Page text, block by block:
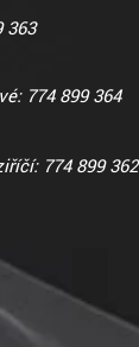
363
774 899 364
774 899 362